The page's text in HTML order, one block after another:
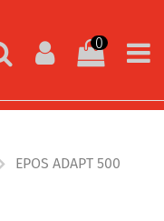
0
EPOS ADAPT 500